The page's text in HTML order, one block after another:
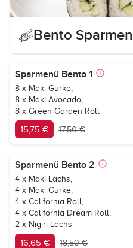
Bento
Sparmenü Bento 1
8 x Maki Gurke,
8 x Maki Avocado,
8 x Green Garden Roll
15,75 € 17,50 €
Sparmenü Bento 2
4 x Maki Lachs,
4 x Maki Gurke,
4 x California Roll,
4 x California Dream Roll,
2 x Nigiri Lachs
16,65 € 18,50 €